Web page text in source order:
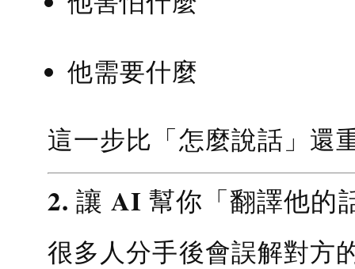
他需要什麼
這一步比「怎麼說話」還
2. 讓 AI 幫你「翻譯他的
很多人分手後會誤解對方